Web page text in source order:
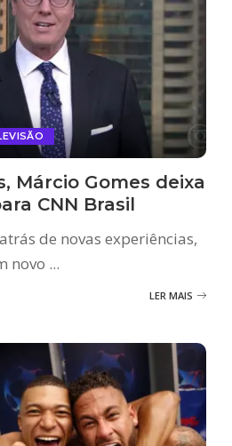
Márcio Gomes deixa
CNN Brasil
de novas experiências,
novo ...
LER MAIS